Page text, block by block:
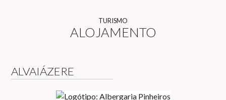
TURISMO
ALOJAMENTO
ALVAIÁZERE